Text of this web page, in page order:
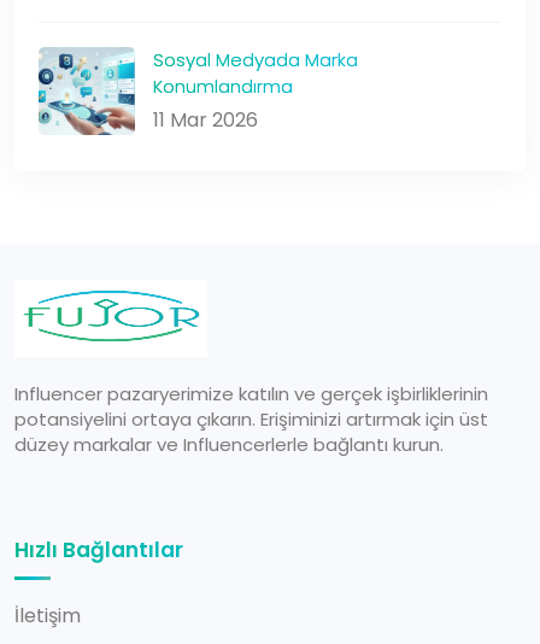
Sosyal Medyada Marka
Konumlandırma
11 Mar 2026
Influencer pazaryerimize katılın ve gerçek işbirliklerinin
potansiyelini ortaya çıkarın. Erişiminizi artırmak için üst
düzey markalar ve Influencerlerle bağlantı kurun.
Hızlı Bağlantılar
İletişim